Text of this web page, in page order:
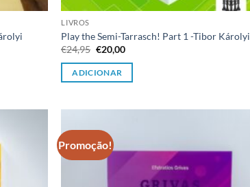
LIVROS
Play the Semi-Tarrasch! Part 1 -Tibor Károlyi
€24,95 O
preço
original
era:
€20,00O
atual
ADICIONAR
Adicionar
Promoção!